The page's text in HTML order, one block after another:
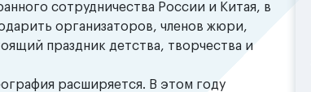
сотрудничества России и Китая, в
организаторов, членов жюри,
праздник детства, творчества и
расширяется. В этом году